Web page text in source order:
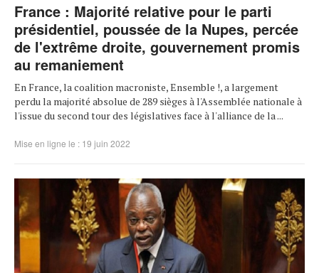
France : Majorité relative pour le parti
présidentiel, poussée de la Nupes, percée
de l'extrême droite, gouvernement promis
au remaniement
En France, la coalition macroniste, Ensemble !, a largement
perdu la majorité absolue de 289 sièges à l'Assemblée nationale à
l'issue du second tour des législatives face à l'alliance de la ...
Mise en ligne le : 19 juin 2022